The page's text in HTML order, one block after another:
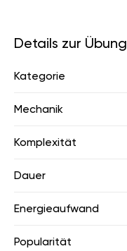
Details zur Übung
Kategorie
Mechanik
Komplexität
Dauer
Energieaufwand
Popularität